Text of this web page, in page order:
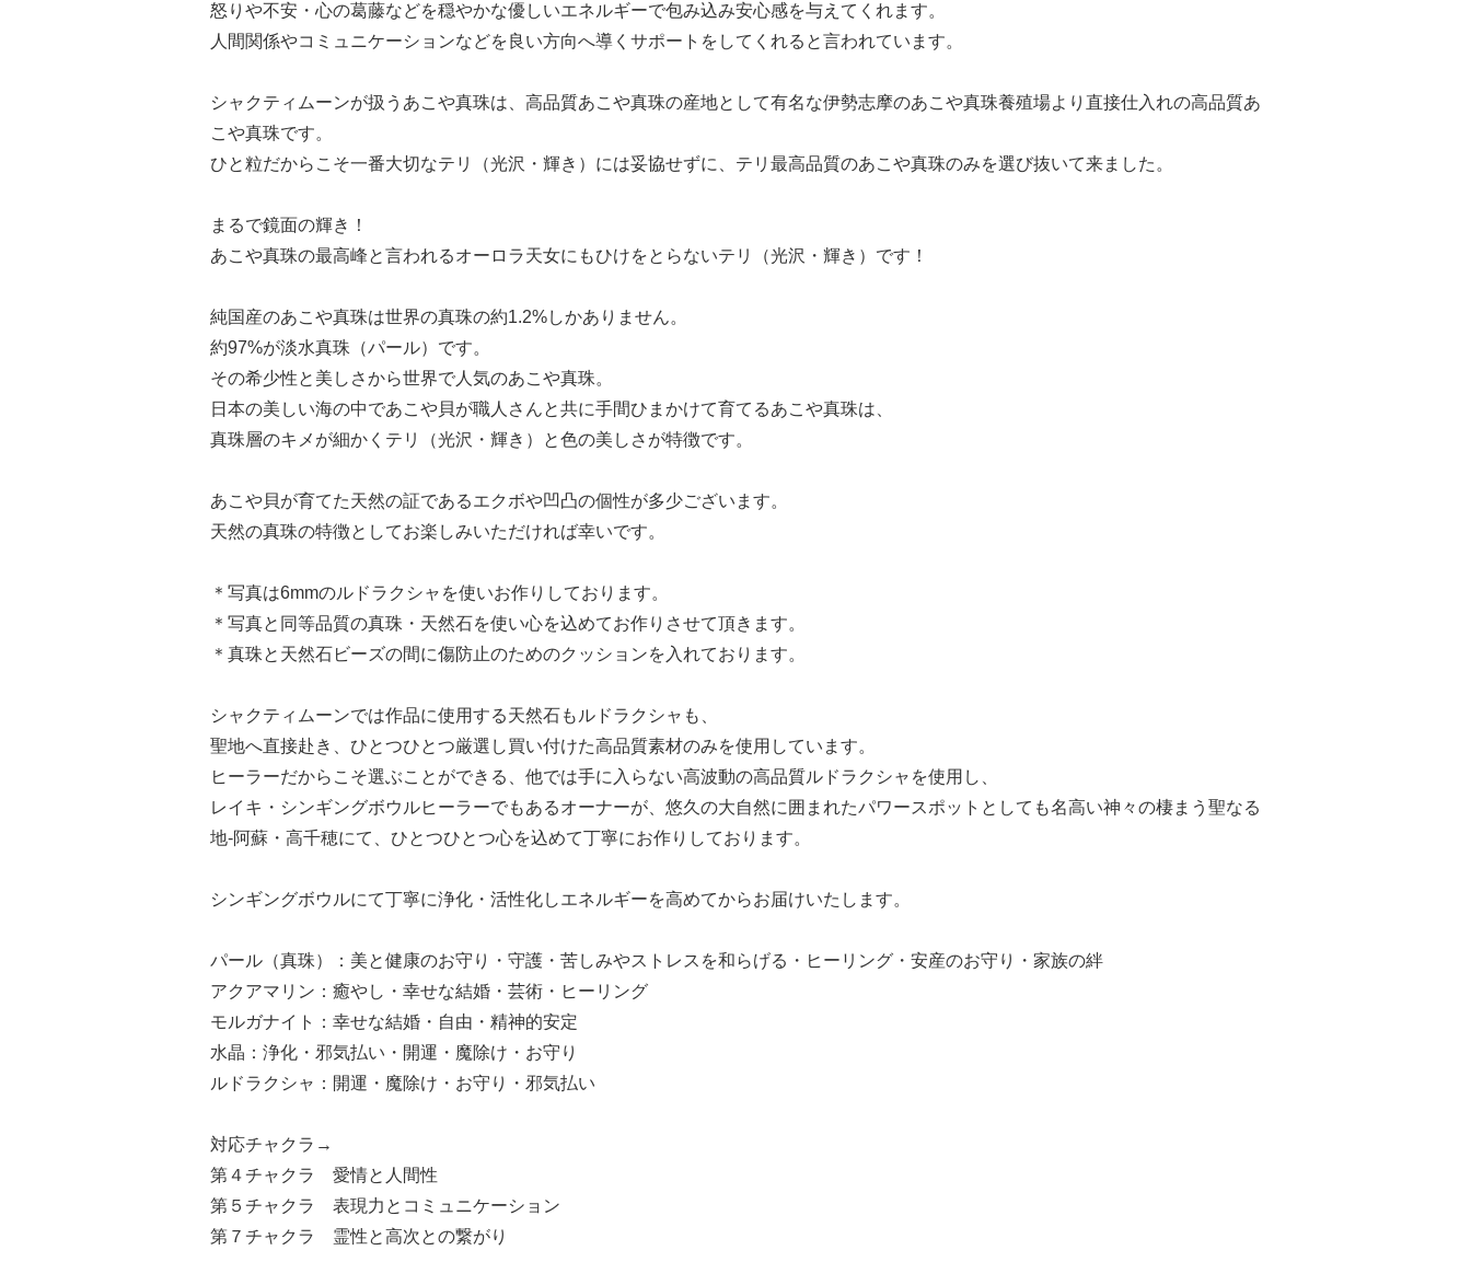
怒りや不安・心の葛藤などを穏やかな優しいエネルギーで包み込み安心感を与えてくれます。
人間関係やコミュニケーションなどを良い方向へ導くサポートをしてくれると言われています。
シャクティムーンが扱うあこや真珠は、高品質あこや真珠の産地として有名な伊勢志摩のあこや真珠養殖場より直接仕入れの高品質あ
こや真珠です。
ひと粒だからこそ一番大切なテリ（光沢・輝き）には妥協せずに、テリ最高品質のあこや真珠のみを選び抜いて来ました。
まるで鏡面の輝き！
あこや真珠の最高峰と言われるオーロラ天女にもひけをとらないテリ（光沢・輝き）です！
純国産のあこや真珠は世界の真珠の約1.2%しかありません。
約97%が淡水真珠（パール）です。
その希少性と美しさから世界で人気のあこや真珠。
日本の美しい海の中であこや貝が職人さんと共に手間ひまかけて育てるあこや真珠は、
真珠層のキメが細かくテリ（光沢・輝き）と色の美しさが特徴です。
あこや貝が育てた天然の証であるエクボや凹凸の個性が多少ございます。
天然の真珠の特徴としてお楽しみいただければ幸いです。
＊写真は6mmのルドラクシャを使いお作りしております。
＊写真と同等品質の真珠・天然石を使い心を込めてお作りさせて頂きます。
＊真珠と天然石ビーズの間に傷防止のためのクッションを入れております。
シャクティムーンでは作品に使用する天然石もルドラクシャも、
聖地へ直接赴き、ひとつひとつ厳選し買い付けた高品質素材のみを使用しています。
ヒーラーだからこそ選ぶことができる、他では手に入らない高波動の高品質ルドラクシャを使用し、
レイキ・シンギングボウルヒーラーでもあるオーナーが、悠久の大自然に囲まれたパワースポットとしても名高い神々の棲まう聖なる
地-阿蘇・高千穂にて、ひとつひとつ心を込めて丁寧にお作りしております。
シンギングボウルにて丁寧に浄化・活性化しエネルギーを高めてからお届けいたします。
パール（真珠）：美と健康のお守り・守護・苦しみやストレスを和らげる・ヒーリング・安産のお守り・家族の絆
アクアマリン：癒やし・幸せな結婚・芸術・ヒーリング
モルガナイト：幸せな結婚・自由・精神的安定
水晶：浄化・邪気払い・開運・魔除け・お守り
ルドラクシャ：開運・魔除け・お守り・邪気払い
対応チャクラ→
第４チャクラ 愛情と人間性
第５チャクラ 表現力とコミュニケーション
第７チャクラ 霊性と高次との繋がり